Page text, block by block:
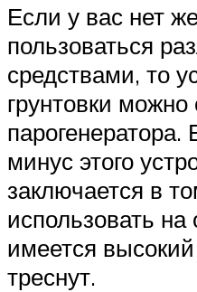
Если у вас нет
пользоваться
средствами, то
грунтовки
минус этого
заключается в
использовать на
имеется высокий
треснут.